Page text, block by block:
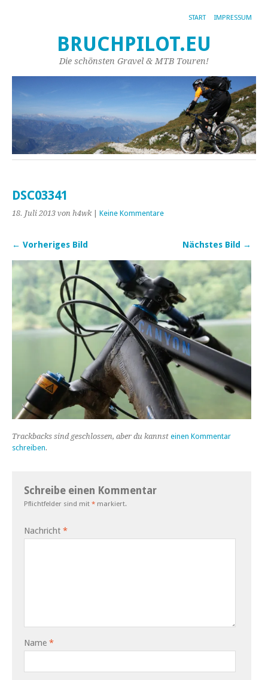
START IMPRESSUM
BRUCHPILOT.EU
Die schönsten Gravel & MTB Touren!
DSC03341
18. Juli 2013 von h4wk| Keine Kommentare
← Vorheriges Bild Nächstes Bild →
Trackbacks sind geschlossen, aber du kannst einen Kommentar
schreiben.
Schreibe einen Kommentar
Pflichtfelder sind mit * markiert.
Nachricht *
Name *